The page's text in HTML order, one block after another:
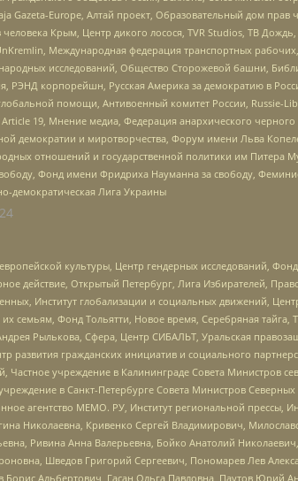
Europe, Алтай проект, Образовательный дом
Крым, Центр дикого лосося, TVR Studios, ТВ
Международная федерация транспортных
исследований, Общество Сторожевой башни,
РЭНД корпорейшн, Русская Америка за демократию в
помощи, Антивоенный комитет России, Russie-
19, Мнение медиа, Федерация анархического
демократии и миротворчества, Форум имени Льва
отношений и государственной политики им Питера
Фонд имени Фридриха Науманна за свободу,
демократическая Лига Украины
культуры, Центр гендерных исследований,
Открытый Петербург, Лига Избирателей,
Институт глобализации и социальных движений,
Фонд Тольятти, Новое время, Серебряная тайга,
Рылькова, Сфера, Центр СИБАЛЬТ, Уральская
развития гражданских инициатив и социального
учреждение в Калининграде Совета Министров
в Санкт-Петербурге Совета Министров
агентство МЕМО. РУ, Институт региональной прессы,
Николаевна, Кривенко Сергей Владимирович,
Ривина Анна Валерьевна, Бойко Анатолий
Шведов Григорий Сергеевич, Пономарев Лев
Альбертович, Гасан Ольга Павловна, Паутов Юрий